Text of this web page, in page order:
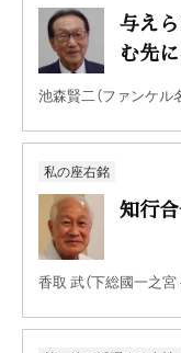
与え
む先
池森賢二（ファンケル
私の座右銘
知行
香取 武（下総國一之宮